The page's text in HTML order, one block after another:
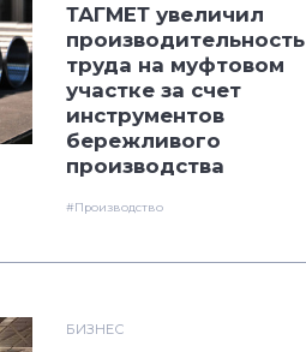
ТАГМЕТ увеличил
производительность
труда на муфтовом
участке за счет
инструментов
бережливого
производства
#Производство
БИЗНЕС